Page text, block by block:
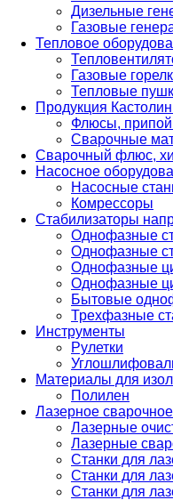
Дизельные
Газовые
Тепловое
Газовые
Тепловые
Продукция
Флюсы, припой
Сварочные
Сварочный флюс,
Насосное
Насосные
Комрессоры
Стабилизаторы
Однофазные
Однофазные
Однофазные
Однофазные
Бытовые
Трехфазные
Инструменты
Рулетки
Материалы для
Полилен
Лазерное
Лазерные
Лазерные
Станки для
Станки для
Станки для